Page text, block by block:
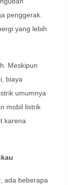
penggerak.
yang lebih
Meskipun
biaya
umumnya
mobil listrik
karena
ada beberapa